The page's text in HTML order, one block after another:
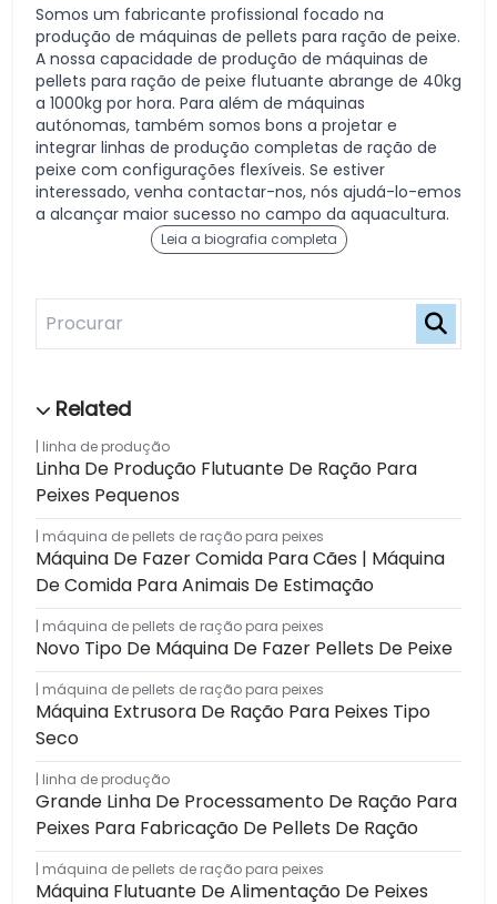
Somos um fabricante profissional focado na
produção de máquinas de pellets para ração de peixe.
A nossa capacidade de produção de máquinas de
pellets para ração de peixe flutuante abrange de 40kg
a 1000kg por hora. Para além de máquinas
autónomas, também somos bons a projetar e
integrar linhas de produção completas de ração de
peixe com configurações flexíveis. Se estiver
interessado, venha contactar-nos, nós ajudá-lo-emos
a alcançar maior sucesso no campo da aquacultura.
Leia a biografia completa
linha de produção
Linha De Produção Flutuante De Ração Para
Peixes Pequenos
máquina de pellets de ração para peixes
Máquina De Fazer Comida Para Cães | Máquina
De Comida Para Animais De Estimação
máquina de pellets de ração para peixes
Novo Tipo De Máquina De Fazer Pellets De Peixe
máquina de pellets de ração para peixes
Máquina Extrusora De Ração Para Peixes Tipo
Seco
linha de produção
Grande Linha De Processamento De Ração Para
Peixes Para Fabricação De Pellets De Ração
máquina de pellets de ração para peixes
Máquina Flutuante De Alimentação De Peixes